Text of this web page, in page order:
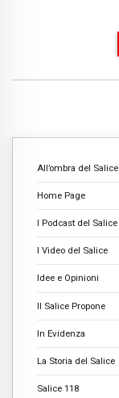
All’ombra del Salice
Home Page
I Podcast del Salice
I Video del Salice
Idee e Opinioni
Il Salice Propone
In Evidenza
La Storia del Salice
Salice 118